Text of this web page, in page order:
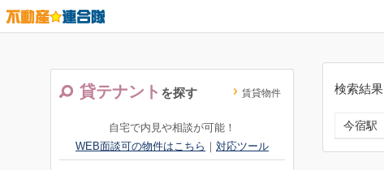
貸テナント を探す 賃貸物件
自宅で内見や相談が可能！
WEB面談可の物件はこちら ｜ 対応ツール
検索結果
今宿駅